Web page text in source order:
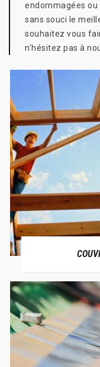
endommagées
sans souci le
souhaitez vous
n’hésitez pas à